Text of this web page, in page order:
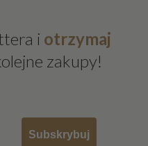
i otrzymaj
zakupy!
Subskrybuj